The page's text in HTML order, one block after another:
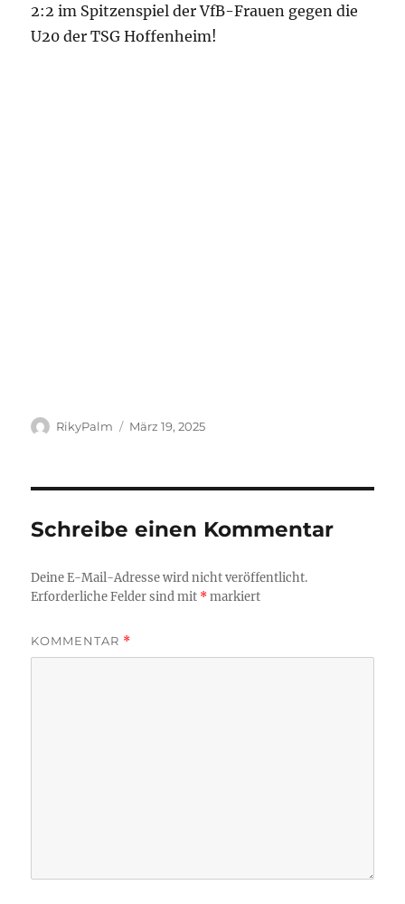
2:2 im Spitzenspiel der VfB-Frauen gegen die
U20 der TSG Hoffenheim!
Autor
RikyPalm
Veröffentlicht
März 19, 2025
Schreibe einen Kommentar
Deine E-Mail-Adresse wird nicht veröffentlicht.
Erforderliche Felder sind mit *markiert
KOMMENTAR *